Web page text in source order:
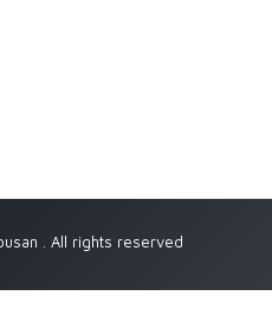
. All rights reserved